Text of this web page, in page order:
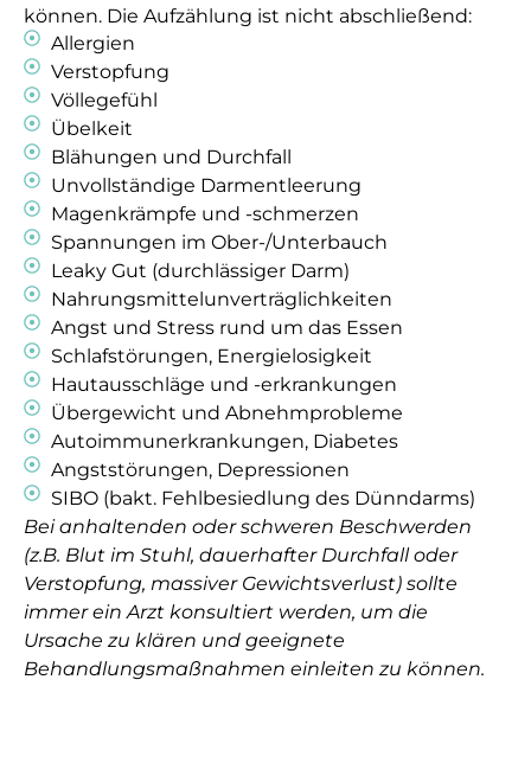
können. Die Aufzählung ist nicht abschließend:
Allergien
Verstopfung
Völlegefühl
Übelkeit
Blähungen und Durchfall
Unvollständige Darmentleerung
Magenkrämpfe und -schmerzen
Spannungen im Ober-/Unterbauch
Leaky Gut (durchlässiger Darm)
Nahrungsmittelunverträglichkeiten
Angst und Stress rund um das Essen
Schlafstörungen, Energielosigkeit
Hautausschläge und -erkrankungen
Übergewicht und Abnehmprobleme
Autoimmunerkrankungen, Diabetes
Angststörungen, Depressionen
SIBO (bakt. Fehlbesiedlung des Dünndarms)
Bei anhaltenden oder schweren Beschwerden
(z.B. Blut im Stuhl, dauerhafter Durchfall oder
Verstopfung, massiver Gewichtsverlust) sollte
immer ein Arzt konsultiert werden, um die
Ursache zu klären und geeignete
Behandlungsmaßnahmen einleiten zu können.